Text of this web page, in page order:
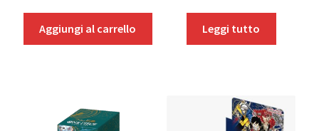
Aggiungi al carrello Leggi tutto